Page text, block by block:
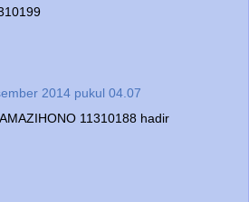
2014 pukul 04.07
11310188 hadir